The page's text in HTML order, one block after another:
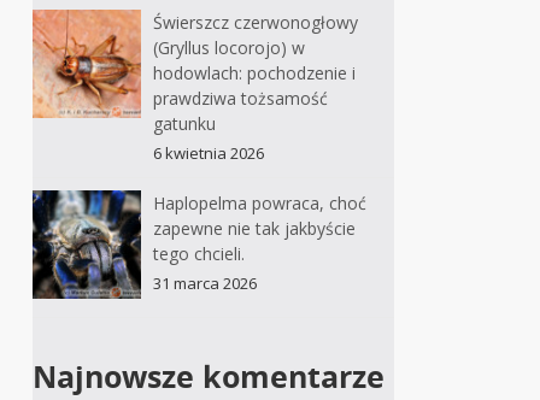
Świerszcz czerwonogłowy
(Gryllus locorojo) w
hodowlach: pochodzenie i
prawdziwa tożsamość
gatunku
6 kwietnia 2026
Haplopelma powraca, choć
zapewne nie tak jakbyście
tego chcieli.
31 marca 2026
Najnowsze komentarze